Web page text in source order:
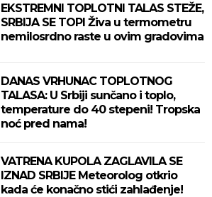
EKSTREMNI TOPLOTNI TALAS STEŽE,
SRBIJA SE TOPI Živa u termometru
nemilosrdno raste u ovim gradovima
DANAS VRHUNAC TOPLOTNOG
TALASA: U Srbiji sunčano i toplo,
temperature do 40 stepeni! Tropska
noć pred nama!
VATRENA KUPOLA ZAGLAVILA SE
IZNAD SRBIJE Meteorolog otkrio
kada će konačno stići zahlađenje!